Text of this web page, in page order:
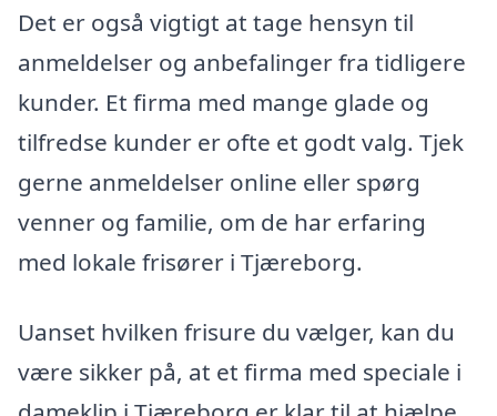
Det er også vigtigt at tage hensyn til
anmeldelser og anbefalinger fra tidligere
kunder. Et firma med mange glade og
tilfredse kunder er ofte et godt valg. Tjek
gerne anmeldelser online eller spørg
venner og familie, om de har erfaring
med lokale frisører i Tjæreborg.
Uanset hvilken frisure du vælger, kan du
være sikker på, at et firma med speciale i